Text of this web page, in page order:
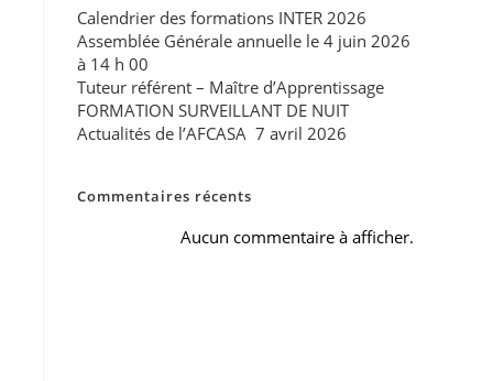
Calendrier des formations INTER 2026
Assemblée Générale annuelle le 4 juin 2026
à 14 h 00
Tuteur référent – Maître d’Apprentissage
FORMATION SURVEILLANT DE NUIT
Actualités de l’AFCASA 7 avril 2026
Commentaires récents
Aucun commentaire à afficher.